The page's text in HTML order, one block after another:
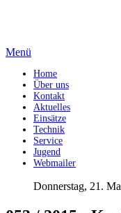
Menü
Home
Über uns
Kontakt
Aktuelles
Einsätze
Technik
Service
Jugend
Webmailer
Donnerstag, 21.